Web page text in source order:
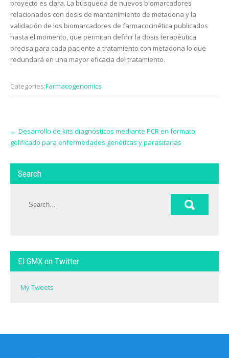
proyecto es clara. La búsqueda de nuevos biomarcadores
relacionados con dosis de mantenimiento de metadona y la
validación de los biomarcadores de farmacocinética publicados
hasta el momento, que permitan definir la dosis terapéutica
precisa para cada paciente a tratamiento con metadona lo que
redundará en una mayor eficacia del tratamiento.
Categories:Farmacogenomics
navigation
← Desarrollo de kits diagnósticos mediante PCR en formato
gelificado para enfermedades genéticas y parasitarias
Search
El GMX en Twitter
My Tweets